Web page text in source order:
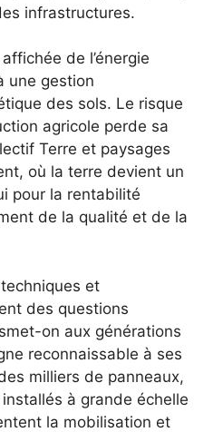
infrastructures.
de l’énergie
une gestion
des sols. Le risque
agricole perde sa
Terre et paysages
où la terre devient un
pour la rentabilité
de la qualité et de la
et
des questions
on aux générations
reconnaissable à ses
milliers de panneaux,
à grande échelle
la mobilisation et